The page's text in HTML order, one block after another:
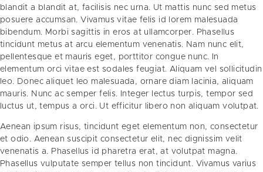
blandit a blandit at, facilisis nec urna. Ut mattis nunc sed metus
posuere accumsan. Vivamus vitae felis id lorem malesuada
bibendum. Morbi sagittis in eros at ullamcorper. Phasellus
tincidunt metus at arcu elementum venenatis. Nam nunc elit,
pellentesque et mauris eget, porttitor congue nunc. In
elementum orci vitae est sodales feugiat. Aliquam vel sollicitudin
leo. Donec aliquet leo malesuada, ornare diam lacinia, aliquam
mauris. Nunc ac semper felis. Integer lectus turpis, tempor sed
luctus ut, tempus a orci. Ut efficitur libero non aliquam volutpat.
Aenean ipsum risus, tincidunt eget elementum non, consectetur
et odio. Aenean suscipit consectetur elit, nec dignissim velit
venenatis a. Phasellus id pharetra erat, at volutpat magna.
Phasellus vulputate semper tellus non tincidunt. Vivamus varius